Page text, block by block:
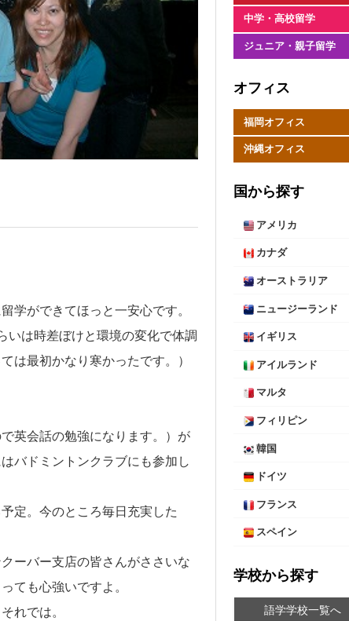
学ができてほっと一安心です。
いは時差ぼけと環境の変化で体調
は最初かなり寒かったです。）
英会話の勉強になります。）が
バドミントンクラブにも参加し
定。今のところ毎日充実した
ーバー支店の皆さんがささいな
ても心強いですよ。
れでは。
中学・高校留学
ジュニア・親子留学
オフィス
福岡オフィス
沖縄オフィス
国から探す
アメリカ
カナダ
オーストラリア
ニュージーランド
イギリス
アイルランド
マルタ
フィリピン
韓国
ドイツ
フランス
スペイン
学校から探す
語学学校一覧へ